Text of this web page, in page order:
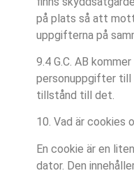
på plats så att
uppgifterna på
9.4 G.C. AB
personuppgifter till
tillstånd till det.
10. Vad är cookies
En cookie är en
dator. Den